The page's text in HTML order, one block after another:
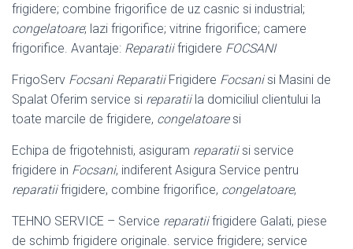
frigidere; combine frigorifice de uz casnic si industrial;
congelatoare; lazi frigorifice; vitrine frigorifice; camere
frigorifice. Avantaje: Reparatiifrigidere FOCSANI
FrigoServ Focsani ReparatiiFrigidere Focsanisi Masini de
Spalat Oferim service si reparatiila domiciliul clientului la
toate marcile de frigidere, congelatoaresi
Echipa de frigotehnisti, asiguram reparatiisi service
frigidere in Focsani, indiferent Asigura Service pentru
reparatiifrigidere, combine frigorifice, congelatoare,
TEHNO SERVICE – Service reparatiifrigidere Galati, piese
de schimb frigidere originale. service frigidere; service